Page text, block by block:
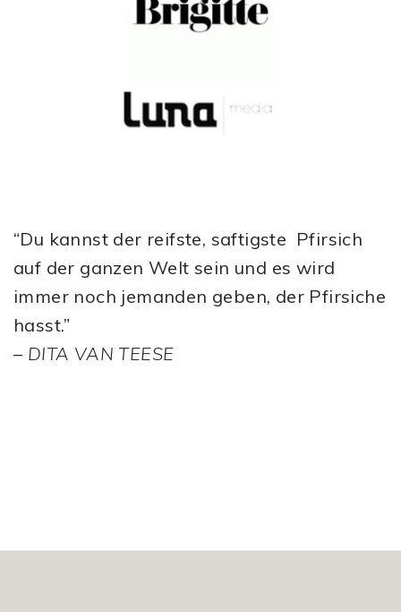
“Du kannst der reifste, saftigste Pfirsich
auf der ganzen Welt sein und es wird
immer noch jemanden geben, der Pfirsiche
hasst.”
– DITA VAN TEESE